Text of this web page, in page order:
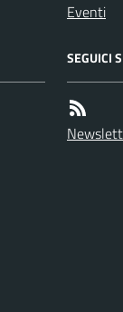
Eventi
SEGUICI